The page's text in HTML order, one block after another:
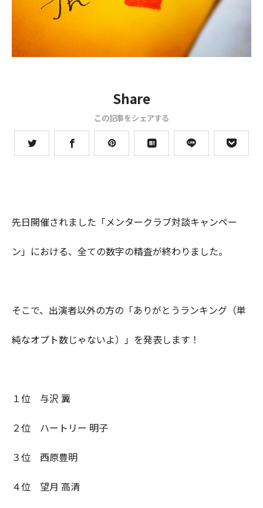
Share
この記事をシェアする
先日開催されました「メンタークラブ対談キャンペー
ン」における、全ての数字の精査が終わりました。
そこで、出演者以外の方の「ありがとうランキング（単
純なオプト数じゃないよ）」を発表します！
１位 与沢 翼
２位 ハートリー 明子
３位 西原豊明
４位 望月 高清